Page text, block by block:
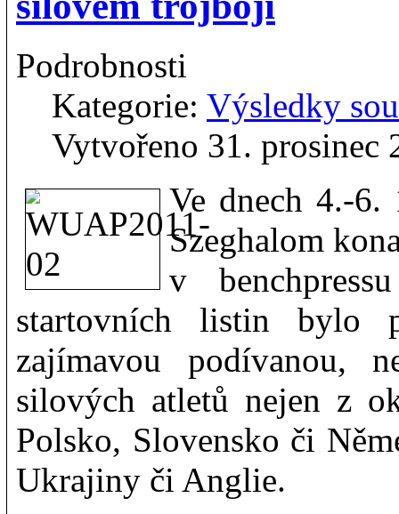
Podrobnosti
Kategorie: Výsledky
Vytvořeno 31. prosinec
Ve dnech 4.-6.
Szeghalom
v
startovních listin bylo
zajímavou podívanou,
silových atletů nejen z
Polsko, Slovensko či
Ukrajiny či Anglie.